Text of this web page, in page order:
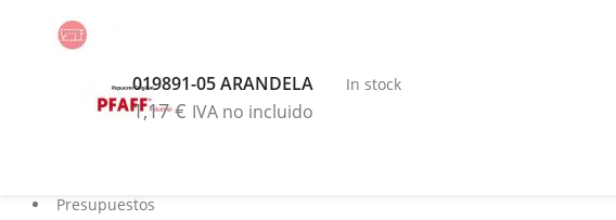
Servicios
Presupuestos
019891-05 ARANDELA
1,17€ IVA no incluido
In stock